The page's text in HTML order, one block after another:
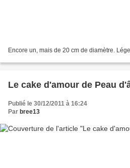
Encore un, mais de 20 cm de diamètre.
Le cake d'amour de Peau
Publié le 30/12/2011 à 16:24
Par bree13